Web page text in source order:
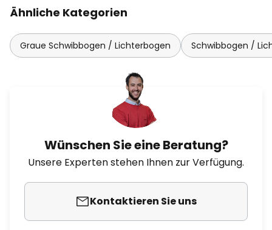
Ähnliche Kategorien
Graue Schwibbogen / Lichterbogen Schwibbogen /
Wünschen Sie eine Beratung?
Unsere Experten stehen Ihnen zur Verfügung.
Kontaktieren Sie uns